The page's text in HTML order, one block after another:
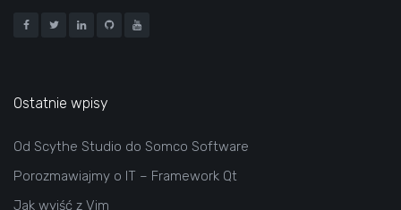
Ostatnie wpisy
Od Scythe Studio do Somco Software
Porozmawiajmy o IT – Framework Qt
Jak wyjść z Vim